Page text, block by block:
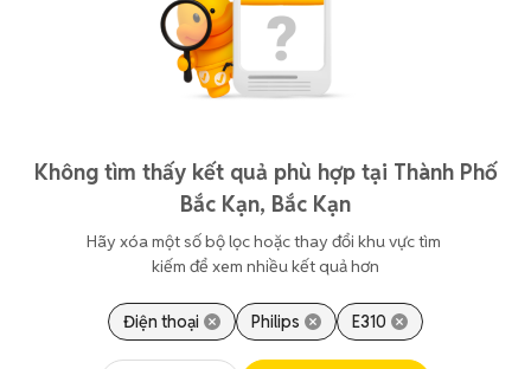
Không tìm thấy kết quả phù hợp tại Thành Phố
Bắc Kạn, Bắc Kạn
Hãy xóa một số bộ lọc hoặc thay đổi khu vực tìm
kiếm để xem nhiều kết quả hơn
Điện thoại Philips E310